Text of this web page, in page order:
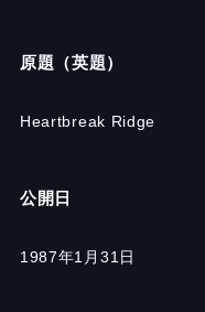
原題（英題）
Heartbreak Ridge
公開日
1987年1月31日